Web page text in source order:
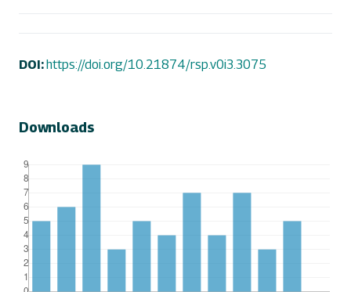
DOI:https://doi.org/10.21874/rsp.v0i3.3075
Downloads